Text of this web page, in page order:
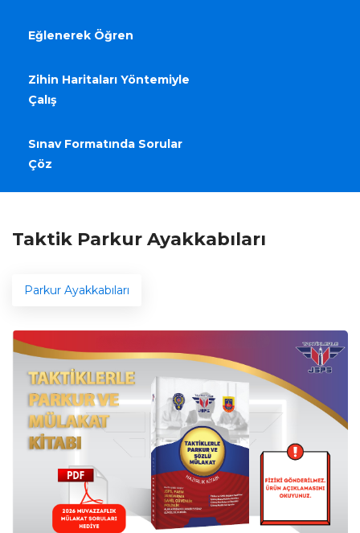
Eğlenerek Öğren
Zihin Haritaları Yöntemiyle
Çalış
Sınav Formatında Sorular
Çöz
Taktik Parkur Ayakkabıları
Parkur Ayakkabıları